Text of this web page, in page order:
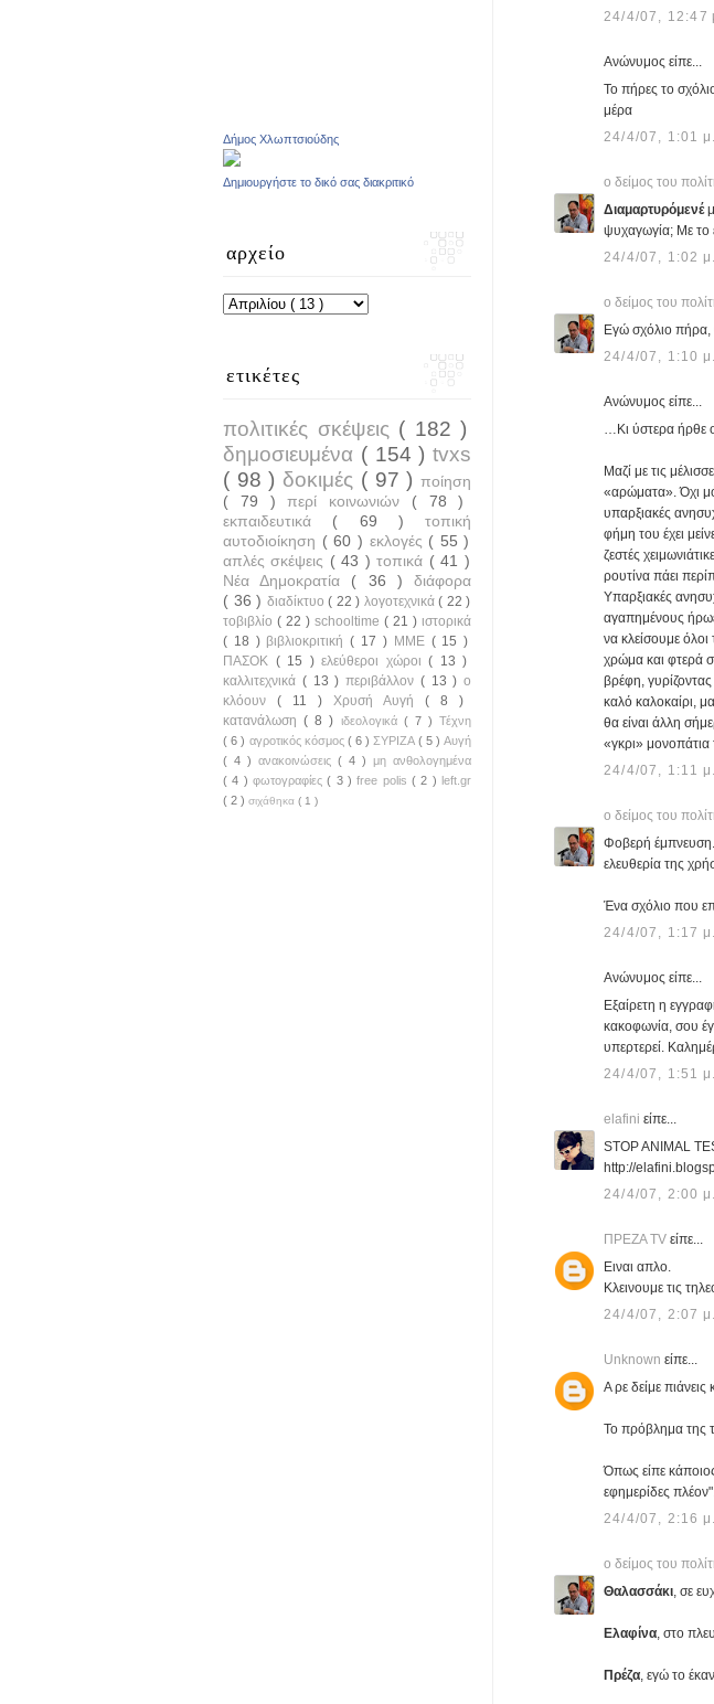
24/4/07, 12:47
Ανώνυμος είπε...
Το πήρες το
μέρα
24/4/07, 1:01
ο δείμος του
Διαμαρτυρόμενέ
ψυχαγωγία; Με το
24/4/07, 1:02
ο δείμος του
Εγώ σχόλιο πήρα,
24/4/07, 1:10
Ανώνυμος είπε...
…Κι ύστερα ήρθε
Μαζί με τις
«αρώματα». Όχι
υπαρξιακές
φήμη του έχει
ζεστές
ρουτίνα πάει
Υπαρξιακές
αγαπημένους
να κλείσουμε
χρώμα και φτερά
βρέφη,
καλό καλοκαίρι,
θα είναι άλλη
«γκρι»
24/4/07, 1:11
ο δείμος του
Φοβερή έμπνευση.
ελευθερία της
Ένα σχόλιο που
24/4/07, 1:17
Ανώνυμος είπε...
Εξαίρετη η
κακοφωνία, σου
υπερτερεί.
24/4/07, 1:51
elafini είπε...
STOP ANIMAL
http://
24/4/07, 2:00
ΠΡΕΖΑ TV είπε...
Ειναι απλο.
Κλεινουμε τις
24/4/07, 2:07
Unknown είπε...
Α ρε δείμε
Το πρόβλημα της
Όπως είπε
εφημερίδες
24/4/07, 2:16
ο δείμος του
Θαλασσάκι, σε
Ελαφίνα, στο
Πρέζα, εγώ το
Δήμος Χλωπτσιούδης
Δημιουργήστε το δικό σας διακριτικό
αρχείο
ετικέτες
πολιτικές σκέψεις ( 182 )
δημοσιευμένα ( 154 ) tvxs
( 98 ) δοκιμές ( 97 )ποίηση
( 79 )περί κοινωνιών ( 78 )
εκπαιδευτικά ( 69 ) τοπική
αυτοδιοίκηση ( 60 ) εκλογές ( 55 )
απλές σκέψεις ( 43 )τοπικά ( 41 )
Νέα Δημοκρατία ( 36 )διάφορα
( 36 ) διαδίκτυο( 22 ) λογοτεχνικά( 22 )
τοβιβλίο ( 22 ) schooltime ( 21 ) ιστορικά
( 18 ) βιβλιοκριτική( 17 ) ΜΜΕ ( 15 )
ΠΑΣΟΚ ( 15 )ελεύθεροι χώροι( 13 )
καλλιτεχνικά ( 13 ) περιβάλλον ( 13 ) ο
κλόουν ( 11 ) Χρυσή Αυγή ( 8 )
κατανάλωση( 8 ) ιδεολογικά ( 7 ) Τέχνη
( 6 ) αγροτικός κόσμος ( 6 )ΣΥΡΙΖΑ ( 5 )Αυγή
( 4 ) ανακοινώσεις ( 4 ) μη ανθολογημένα
( 4 ) φωτογραφίες( 3 )free polis( 2 )left.gr
( 2 ) σιχάθηκα ( 1 )